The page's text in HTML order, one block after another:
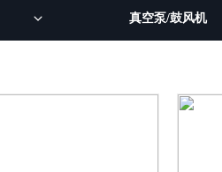
真空泵/鼓风机